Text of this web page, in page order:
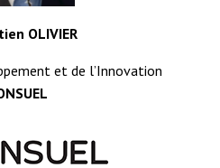
OLIVIER
et de l’Innovation